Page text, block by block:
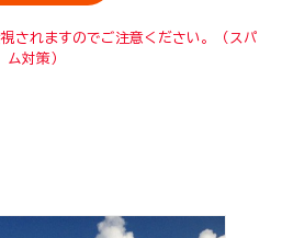
されますのでご注意ください。（スパ
ム対策）